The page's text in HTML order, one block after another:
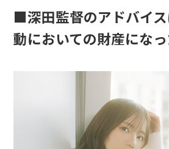
■深田監督のアドバイ
動においての財産にな